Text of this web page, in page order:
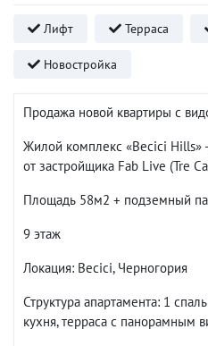
Лифт Терраса
Новостройка
Продажа новой квартиры с
Жилой комплекс «Becici Hills»
от застройщика Fab Live (Tre
Площадь 58м2 + подземный
9 этаж
Локация: Becici, Черногория
Структура апартамента: 1
кухня, терраса с панорамным